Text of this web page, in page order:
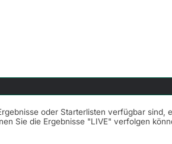
oder Starterlisten verfügbar sind,
Sie die Ergebnisse "LIVE" verfolgen